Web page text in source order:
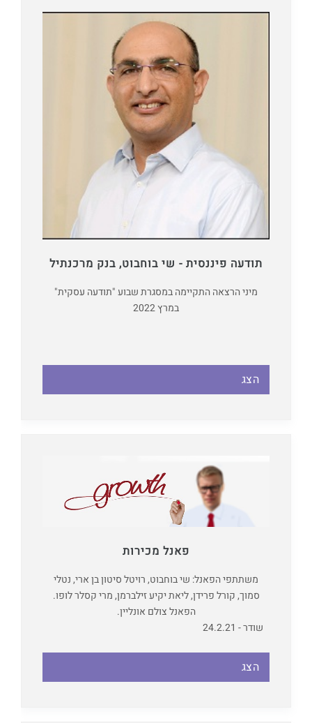
תודעה פיננסית - שי בוחבוט, בנק מרכנתיל
מיני הרצאה התקיימה במסגרת שבוע "תודעה עסקית"
במרץ 2022
הצג
פאנל מכירות
משתתפי הפאנל: שי בוחבוט, רויטל סיטון בן ארי, נטלי
סמוך, קורל פרידן, ליאת יקיע זילברמן, מרי קסלר לופו.
הפאנל צולם אונליין.
שודר - 24.2.21
הצג